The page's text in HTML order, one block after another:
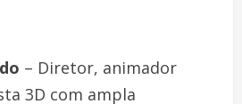
– Diretor, animador
3D com ampla